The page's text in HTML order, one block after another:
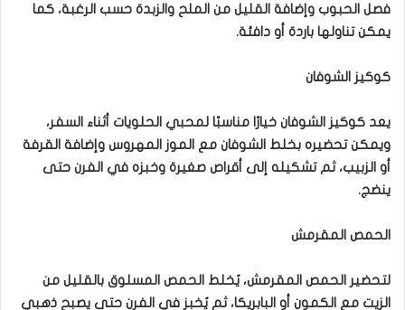
فصل الحبوب وإضافة القليل من الملح والزبدة حسب الرغبة، كما
يمكن تناولها باردة أو دافئة.
كوكيز الشوفان
يعد كوكيز الشوفان خيارًا مناسبًا لمحبي الحلويات أثناء السفر،
ويمكن تحضيره بخلط الشوفان مع الموز المهروس وإضافة القرفة
أو الزبيب، ثم تشكيله إلى أقراص صغيرة وخبزه في الفرن حتى
ينضج.
الحمص المقرمش
لتحضير الحمص المقرمش، يُخلط الحمص المسلوق بالقليل من
الزيت مع الكمون أو البابريكا، ثم يُخبز في الفرن حتى يصبح ذهبي